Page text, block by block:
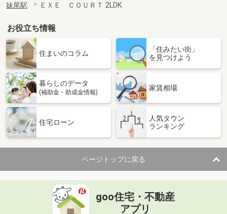
妹尾駅
ＥＸＥ ＣＯＵＲＴ 2LDK
お役立ち情報
住まいのコラム
「住みたい街」
を見つけよう
暮らしのデータ
(補助金・助成金情報)
家賃相場
住宅ローン
人気タウン
ランキング
ページトップに戻る
goo住宅・不動産
アプリ